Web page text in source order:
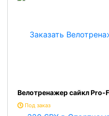
Велотренажер сайкл Pro-
Под заказ